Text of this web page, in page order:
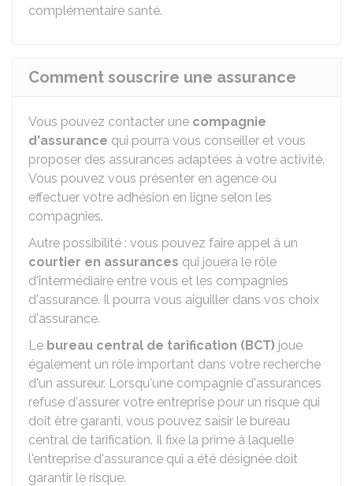
complémentaire santé.
Comment souscrire une assurance
Vous pouvez contacter une compagnie
d'assurance qui pourra vous conseiller et vous
proposer des assurances adaptées à votre activité.
Vous pouvez vous présenter en agence ou
effectuer votre adhésion en ligne selon les
compagnies.
Autre possibilité : vous pouvez faire appel à un
courtier en assurances qui jouera le rôle
d'intermédiaire entre vous et les compagnies
d'assurance. Il pourra vous aiguiller dans vos choix
d'assurance.
Le bureau central de tarification (BCT) joue
également un rôle important dans votre recherche
d'un assureur. Lorsqu'une compagnie d'assurances
refuse d'assurer votre entreprise pour un risque qui
doit être garanti, vous pouvez saisir le bureau
central de tarification. Il fixe la prime à laquelle
l'entreprise d'assurance qui a été désignée doit
garantir le risque.